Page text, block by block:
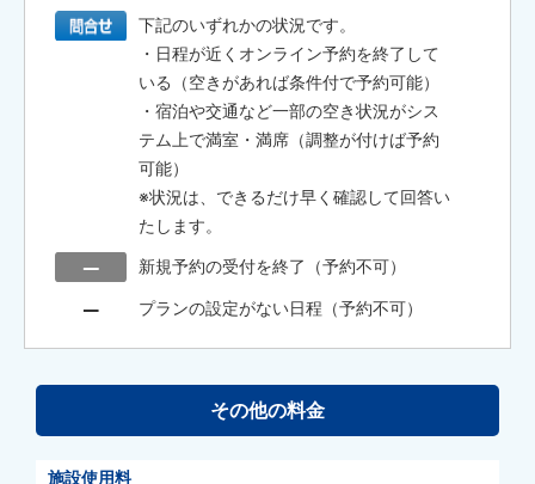
下記のいずれかの状況です。
・日程が近くオンライン予約を終了して
いる（空きがあれば条件付で予約可能）
・宿泊や交通など一部の空き状況がシス
テム上で満室・満席（調整が付けば予約
可能）
※状況は、できるだけ早く確認して回答い
たします。
新規予約の受付を終了（予約不可）
プランの設定がない日程（予約不可）
その他の料金
施設使用料